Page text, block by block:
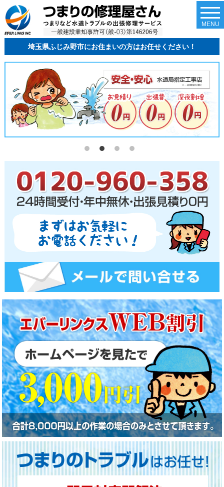
埼玉県ふじみ野市にお住まいの方はお任せください！
MENU